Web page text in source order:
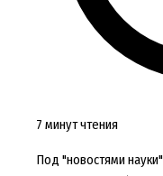
7 минут чтения
Под "новостями